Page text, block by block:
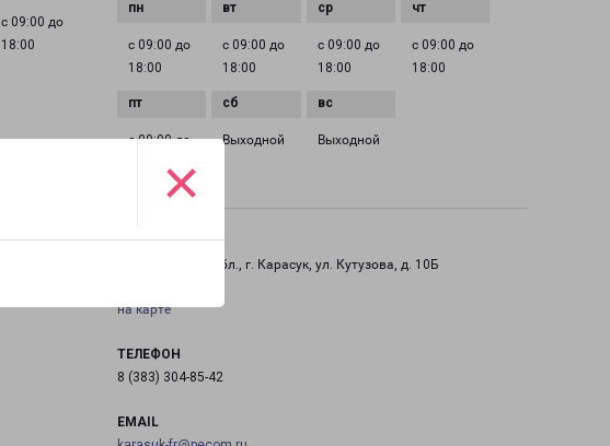
×
с 09:00 до
18:00
с 09:00 до
18:00
с 09:00 до
18:00
с 09:00 до
18:00
с 09:00 до
18:00
с 09:00 до
Выходной Выходной
КАРАСУК
Новосибиркая обл., г. Карасук, ул. Кутузова, д. 10Б
на карте
ТЕЛЕФОН
8 (383) 304-85-42
EMAIL